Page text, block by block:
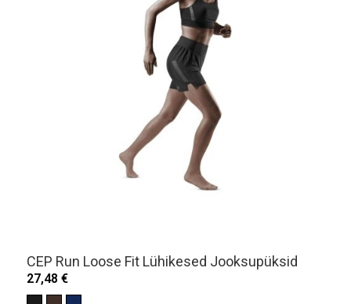
CEP Run Loose Fit Lühikesed Jooksupüksid
27,48 €